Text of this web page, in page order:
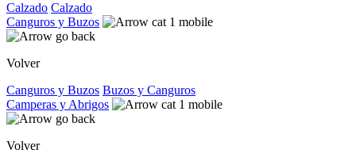
Calzado Calzado
Canguros y Buzos
Volver
Canguros y Buzos Buzos y Canguros
Camperas y Abrigos
Volver